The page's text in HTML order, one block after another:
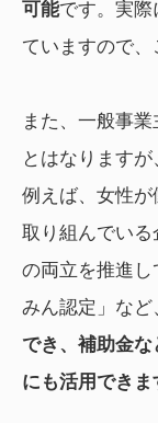
可能です。実際
ていますので、
また、一般事
とはなります
例えば、女性
取り組んでい
の両立を推進
みん認定」など
でき、補助金
にも活用できま